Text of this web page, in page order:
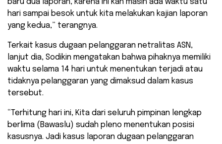
baru dua laporan, karena ini kan masih ada waktu satu
hari sampai besok untuk kita melakukan kajian laporan
yang kedua,” terangnya.
Terkait kasus dugaan pelanggaran netralitas ASN,
lanjut dia, Sodikin mengatakan bahwa pihaknya memiliki
waktu selama 14 hari untuk menentukan terjadi atau
tidaknya pelanggaran yang dimaksud dalam kasus
tersebut.
“Terhitung hari ini, Kita dari seluruh pimpinan lengkap
berlima (Bawaslu) sudah pleno menentukan posisi
kasusnya. Jadi kasus laporan dugaan pelanggaran